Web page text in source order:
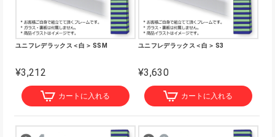
ユニフレデラックス＜白＞ SSM
¥3,212
カートに入れる
ユニフレデラックス＜白＞ S3
¥3,630
カートに入れる